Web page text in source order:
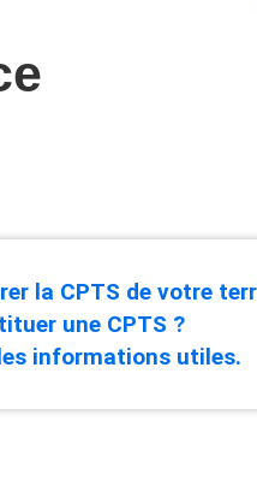
la CPTS de votre
une CPTS ?
informations utiles.